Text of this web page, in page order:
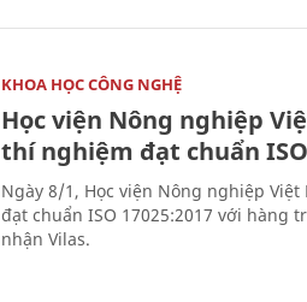
KHOA HỌC CÔNG NGHỆ
Học viện Nông nghiệp
thí nghiệm đạt chuẩn ISO
Ngày 8/1, Học viện Nông nghiệp
đạt chuẩn ISO 17025:2017 với hàng
nhận Vilas.